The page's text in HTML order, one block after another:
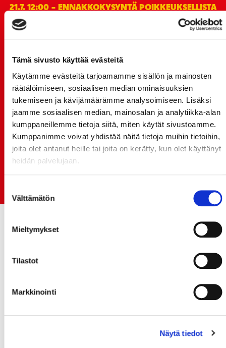
Tämä sivusto käyttää evästeitä
Käytämme evästeitä tarjoamamme sisällön ja mainosten
räätälöimiseen, sosiaalisen median ominaisuuksien
tukemiseen ja kävijämäärämme analysoimiseen. Lisäksi
jaamme sosiaalisen median, mainosalan ja analytiikka-alan
kumppaneillemme tietoja siitä, miten käytät sivustoamme.
Kumppanimme voivat yhdistää näitä tietoja muihin tietoihin,
joita olet antanut heille tai joita on kerätty, kun olet käyttänyt
heidän palvelujaan.
valinta
Välttämätön
Mieltymykset
Tilastot
Markkinointi
Näytä tiedot
21.7. 12:00 - ENNAKKOKYSYNTÄ POIKKEUKSELLISTA
TULE MUKAAN ILMAISEEN
SPORT-ÄSSÄT JA KOKO JOUKKUEEN MEET&GREET
TO 13.8. - LIPUT NYT MYYNNISSÄ
15.07.
Rinta-Joupin Autoliike jatkaa Sportin
pääyhteistyökumppanina Superkaudella – jatkoa
monikymmenvuotiselle yhteistyölle